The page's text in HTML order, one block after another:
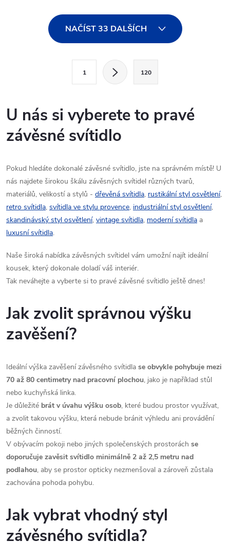
d
a
c
í
p
r
v
k
y
ý
p
s
u
NAČÍST 33 DALŠÍCH
á
n
k
v
á
n
í
1 120
U nás si vyberete to pravé
závěsné svítidlo
Pokud hledáte dokonalé závěsné svítidlo, jste na správném místě! U
nás najdete širokou škálu závěsných svítidel různých tvarů,
materiálů, velikostí a stylů - dřevěná svítidla, rustikální styl osvětlení,
retro svítidla, svítidla ve stylu provence, industriální styl osvětlení,
skandinávský styl osvětlení, vintage svítidla, moderní svítidla a
luxusní svítidla.
Naše široká nabídka závěsných svítidel vám umožní najít ideální
kousek, který dokonale doladí váš interiér.
Tak neváhejte a vyberte si to pravé závěsné svítidlo ještě dnes!
Jak zvolit správnou výšku
zavěšení?
Ideální výška zavěšení závěsného svítidla se obvykle pohybuje mezi
70 až 80 centimetry nad pracovní plochou, jako je například stůl
nebo kuchyňská linka.
Je důležité brát v úvahu výšku osob, které budou prostor využívat,
a zvolit takovou výšku, která nebude bránit výhledu ani provádění
běžných činností.
V obývacím pokoji nebo jiných společenských prostorách se
doporučuje zavěsit svítidlo minimálně 2 až 2,5 metru nad
podlahou, aby se prostor opticky nezmenšoval a zároveň zůstala
zachována pohoda pohybu.
Jak vybrat vhodný styl
závěsného svítidla?